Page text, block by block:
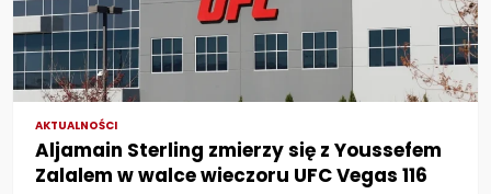
AKTUALNOŚCI
Aljamain Sterling zmierzy się z Youssefem
Zalalem w walce wieczoru UFC Vegas 116